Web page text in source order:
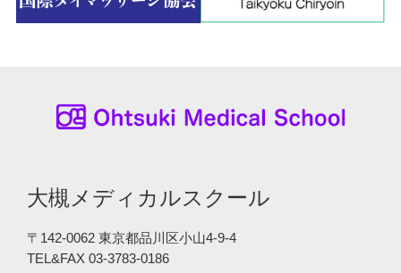
大槻メディカルスクール
〒142-0062 東京都品川区小山4-9-4
TEL&FAX 03-3783-0186